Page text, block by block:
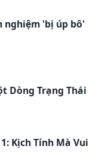
nghiệm 'bị úp bô'
Dòng Trạng Thái
Kịch Tính Mà Vui